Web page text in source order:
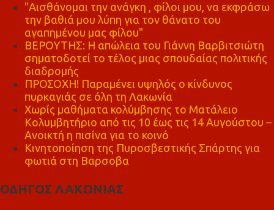
"Αισθάνομαι την ανάγκη , φίλοι μου, να εκφράσω
την βαθιά μου λύπη για τον θάνατο του
αγαπημένου μας φίλου"
ΒΕΡΟΥΤΗΣ: Η απώλεια του Γιάννη Βαρβιτσιώτη
σηματοδοτεί το τέλος μιας σπουδαίας πολιτικής
διαδρομής
ΠΡΟΣΟΧΗ! Παραμένει υψηλός ο κίνδυνος
πυρκαγιάς σε όλη τη Λακωνία
Χωρίς μαθήματα κολύμβησης το Ματάλειο
Κολυμβητήριο από τις 10 έως τις 14 Αυγούστου –
Ανοικτή η πισίνα για το κοινό
Κινητοποίηση της Πυροσβεστικής Σπάρτης για
φωτιά στη Βαρσοβα
ΟΔΗΓΟΣ ΛΑΚΩΝΙΑΣ